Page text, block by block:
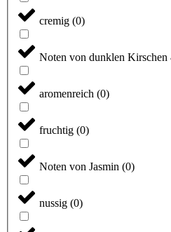
cremig (0)
Noten von dunklen Kirschen
aromenreich (0)
fruchtig (0)
Noten von Jasmin (0)
nussig (0)